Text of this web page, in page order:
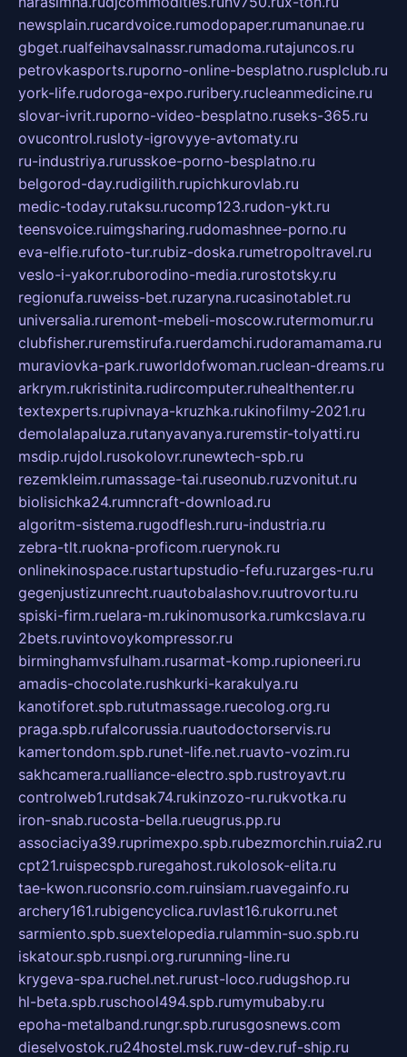
newsplain.rucardvoice.rumodopaper.rumanunae.ru
gbget.rualfeihavsalnassr.rumadoma.rutajuncos.ru
petrovkasports.ruporno-online-besplatno.rusplclub.ru
york-life.rudoroga-expo.ruribery.rucleanmedicine.ru
slovar-ivrit.ruporno-video-besplatno.ruseks-365.ru
ovucontrol.rusloty-igrovyye-avtomaty.ru
ru-industriya.rurusskoe-porno-besplatno.ru
belgorod-day.rudigilith.rupichkurovlab.ru
medic-today.rutaksu.rucomp123.rudon-ykt.ru
teensvoice.ruimgsharing.rudomashnee-porno.ru
eva-elfie.rufoto-tur.rubiz-doska.rumetropoltravel.ru
veslo-i-yakor.ruborodino-media.rurostotsky.ru
regionufa.ruweiss-bet.ruzaryna.rucasinotablet.ru
universalia.ruremont-mebeli-moscow.rutermomur.ru
clubfisher.ruremstirufa.ruerdamchi.rudoramamama.ru
muraviovka-park.ruworldofwoman.ruclean-dreams.ru
arkrym.rukristinita.rudircomputer.ruhealthenter.ru
textexperts.rupivnaya-kruzhka.rukinofilmy-2021.ru
demolalapaluza.rutanyavanya.ruremstir-tolyatti.ru
msdip.rujdol.rusokolovr.runewtech-spb.ru
rezemkleim.rumassage-tai.ruseonub.ruzvonitut.ru
biolisichka24.rumncraft-download.ru
algoritm-sistema.rugodflesh.ruru-industria.ru
zebra-tlt.ruokna-proficom.ruerynok.ru
onlinekinospace.rustartupstudio-fefu.ruzarges-ru.ru
gegenjustizunrecht.ruautobalashov.ruutrovortu.ru
spiski-firm.ruelara-m.rukinomusorka.rumkcslava.ru
2bets.ruvintovoykompressor.ru
birminghamvsfulham.rusarmat-komp.rupioneeri.ru
amadis-chocolate.rushkurki-karakulya.ru
kanotiforet.spb.rututmassage.ruecolog.org.ru
praga.spb.rufalcorussia.ruautodoctorservis.ru
kamertondom.spb.runet-life.net.ruavto-vozim.ru
sakhcamera.rualliance-electro.spb.rustroyavt.ru
controlweb1.rutdsak74.rukinzozo-ru.rukvotka.ru
iron-snab.rucosta-bella.rueugrus.pp.ru
associaciya39.ruprimexpo.spb.rubezmorchin.ruia2.ru
cpt21.ruispecspb.ruregahost.rukolosok-elita.ru
tae-kwon.ruconsrio.com.ruinsiam.ruavegainfo.ru
archery161.rubigencyclica.ruvlast16.rukorru.net
sarmiento.spb.suextelopedia.rulammin-suo.spb.ru
iskatour.spb.rusnpi.org.rurunning-line.ru
krygeva-spa.ruchel.net.rurust-loco.rudugshop.ru
hl-beta.spb.ruschool494.spb.rumymubaby.ru
epoha-metalband.rungr.spb.rurusgosnews.com
dieselvostok.ru24hostel.msk.ruw-dev.ruf-ship.ru